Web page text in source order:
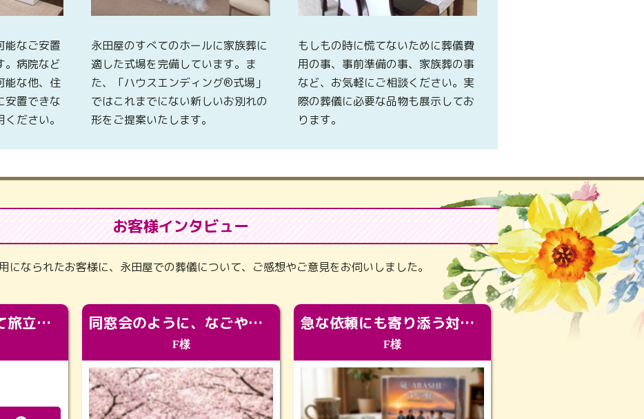
能なご安置
。病院など
能な他、住
安置できな
ださい。
永田屋のすべてのホールに家族葬に
適した式場を完備しています。ま
た、「ハウスエンディング®式場」
ではこれまでにない新しいお別れの
形をご提案いたします。
もしもの時に慌てないために葬儀費
用の事、事前準備の事、家族葬の事
など、お気軽にご相談ください。実
際の葬儀に必要な品物も展示してお
ります。
お客様インタビュー
になられたお客様に、永田屋での葬儀について、ご感想やご意見をお伺いしました。
「カッコよくなって旅立っていってくれました（笑）もっとカッコいいって言ってあげればよかったな」 同窓会のように、なごやかに。92歳の旅立ちを彩った、再会と感謝の場
F様
急な依頼にも寄り添う対応。メモリアルコーナーで振り返る大切な日々
F様